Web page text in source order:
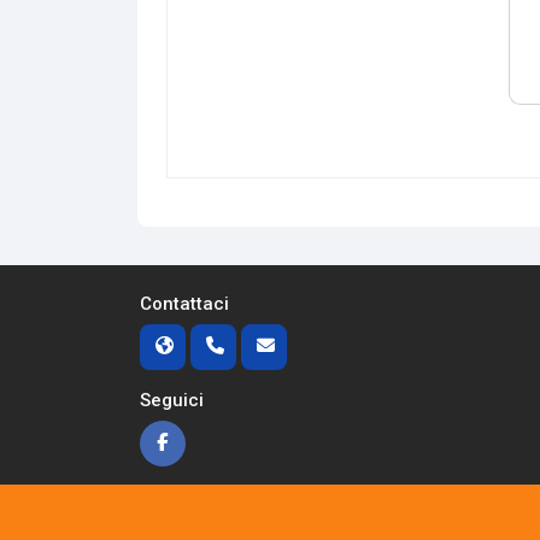
Contattaci
Seguici